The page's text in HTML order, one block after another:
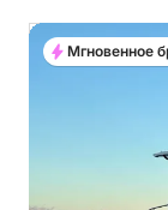
Мгновенное